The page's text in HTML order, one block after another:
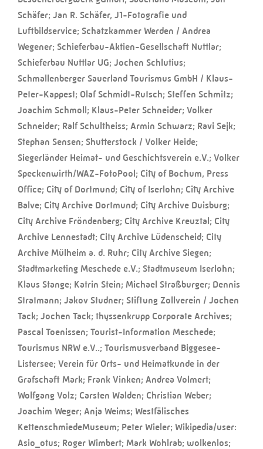
Schäfer; Jan R. Schäfer, J1-Fotografie und
Luftbildservice; Schatzkammer Werden / Andrea
Wegener; Schieferbau-Aktien-Gesellschaft Nuttlar;
Schieferbau Nuttlar UG; Jochen Schlutius;
Schmallenberger Sauerland Tourismus GmbH / Klaus-
Peter-Kappest; Olaf Schmidt-Rutsch; Steffen Schmitz;
Joachim Schmoll; Klaus-Peter Schneider; Volker
Schneider; Ralf Schultheiss; Armin Schwarz; Ravi Sejk;
Stephan Sensen; Shutterstock / Volker Heide;
Siegerländer Heimat- und Geschichtsverein e.V.; Volker
Speckenwirth/WAZ-FotoPool; City of Bochum, Press
Office; City of Dortmund; City of Iserlohn; City Archive
Balve; City Archive Dortmund; City Archive Duisburg;
City Archive Fröndenberg; City Archive Kreuztal; City
Archive Lennestadt; City Archive Lüdenscheid; City
Archive Mülheim a. d. Ruhr; City Archive Siegen;
Stadtmarketing Meschede e.V.; Stadtmuseum Iserlohn;
Klaus Stange; Katrin Stein; Michael Straßburger; Dennis
Stratmann; Jakov Studner; Stiftung Zollverein / Jochen
Tack; Jochen Tack; thyssenkrupp Corporate Archives;
Pascal Toenissen; Tourist-Information Meschede;
Tourismus NRW e.V..; Tourismusverband Biggesee-
Listersee; Verein für Orts- und Heimatkunde in der
Grafschaft Mark; Frank Vinken; Andrea Volmert;
Wolfgang Volz; Carsten Walden; Christian Weber;
Joachim Weger; Anja Weims; Westfälisches
KettenschmiedeMuseum; Peter Wieler; Wikipedia/user:
Asio_otus; Roger Wimbert; Mark Wohlrab; wolkenlos;